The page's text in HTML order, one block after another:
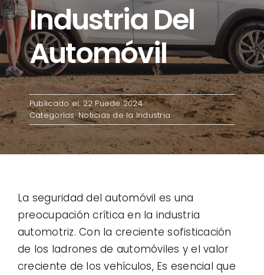
cobertura
Sobre nosotros
Contacto
Casos de uso
Industria Del
Automóvil
Publicado el: 22 Puede 2024
Categorías:Noticias de la Industria
La seguridad del automóvil es una
preocupación crítica en la industria
automotriz. Con la creciente sofisticación
de los ladrones de automóviles y el valor
creciente de los vehículos, Es esencial que